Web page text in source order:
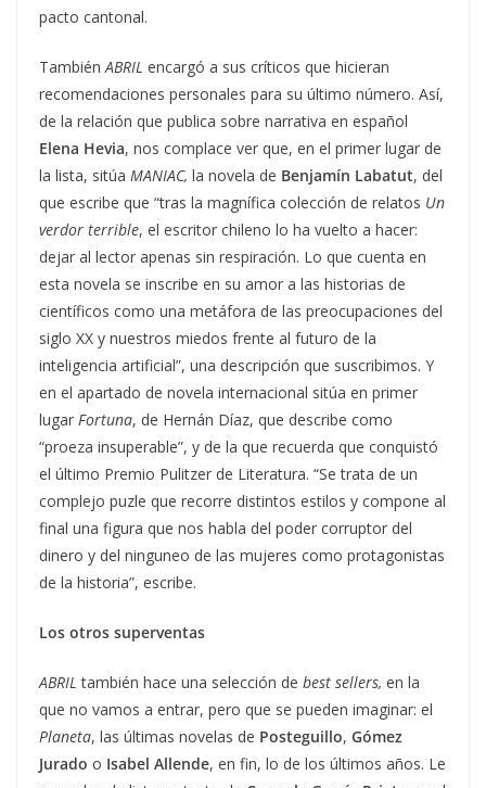
pacto cantonal.
También ABRIL encargó a sus críticos que hicieran
recomendaciones personales para su último número. Así,
de la relación que publica sobre narrativa en español
Elena Hevia, nos complace ver que, en el primer lugar de
la lista, sitúa MANIAC, la novela de Benjamín Labatut, del
que escribe que “tras la magnífica colección de relatos Un
verdor terrible, el escritor chileno lo ha vuelto a hacer:
dejar al lector apenas sin respiración. Lo que cuenta en
esta novela se inscribe en su amor a las historias de
científicos como una metáfora de las preocupaciones del
siglo XX y nuestros miedos frente al futuro de la
inteligencia artificial”, una descripción que suscribimos. Y
en el apartado de novela internacional sitúa en primer
lugar Fortuna, de Hernán Díaz, que describe como
“proeza insuperable”, y de la que recuerda que conquistó
el último Premio Pulitzer de Literatura. “Se trata de un
complejo puzle que recorre distintos estilos y compone al
final una figura que nos habla del poder corruptor del
dinero y del ninguneo de las mujeres como protagonistas
de la historia”, escribe.
Los otros superventas
ABRILtambién hace una selección de best sellers, en la
que no vamos a entrar, pero que se pueden imaginar: el
Planeta, las últimas novelas de Posteguillo, Gómez
Jurado o Isabel Allende, en fin, lo de los últimos años. Le